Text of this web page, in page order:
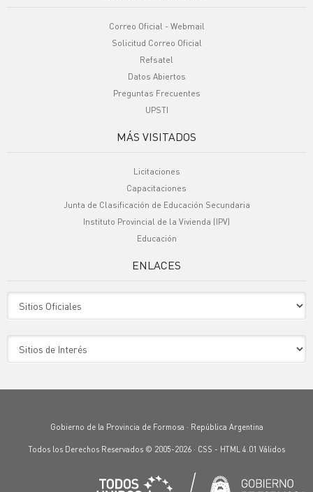
Correo Oficial - Webmail
Solicitud Correo Oficial
Refsatel
Datos Abiertos
Preguntas Frecuentes
UPSTI
MÁS VISITADOS
Licitaciones
Capacitaciones
Junta de Clasificación de Educación Secundaria
Instituto Provincial de la Vivienda (IPV)
Educación
ENLACES
Gobierno de la Provincia de Formosa · República Argentina
Todos los Derechos Reservados © 2005-2026 · CSS - HTML 4.01 Válidos